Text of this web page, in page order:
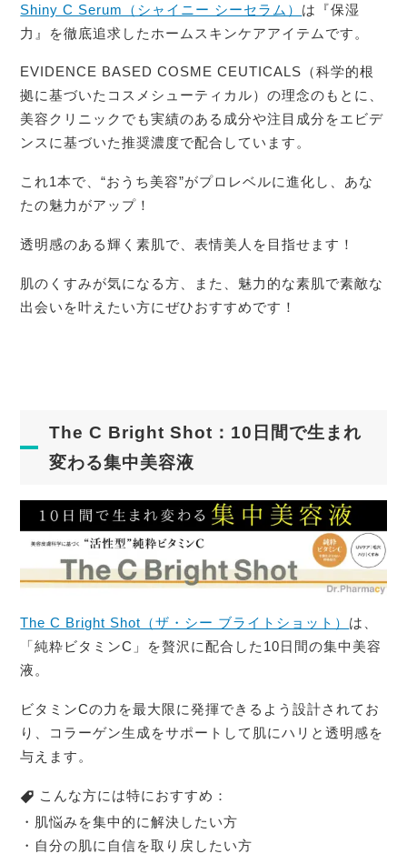
Shiny C Serum（シャイニー シーセラム） は『保湿
力』を徹底追求したホームスキンケアアイテムです。
EVIDENCE BASED COSME CEUTICALS（科学的根
拠に基づいたコスメシューティカル）の理念のもとに、
美容クリニックでも実績のある成分や注目成分をエビデ
ンスに基づいた推奨濃度で配合しています。
これ1本で、“おうち美容”がプロレベルに進化し、あな
たの魅力がアップ！
透明感のある輝く素肌で、表情美人を目指せます！
肌のくすみが気になる方、また、魅力的な素肌で素敵な
出会いを叶えたい方にぜひおすすめです！
The C Bright Shot：10日間で生まれ
変わる集中美容液
The C Bright Shot（ザ・シー ブライトショット） は、
「純粋ビタミンC」を贅沢に配合した10日間の集中美容
液。
ビタミンCの力を最大限に発揮できるよう設計されてお
り、コラーゲン生成をサポートして肌にハリと透明感を
与えます。
こんな方には特におすすめ：
・肌悩みを集中的に解決したい方
・自分の肌に自信を取り戻したい方